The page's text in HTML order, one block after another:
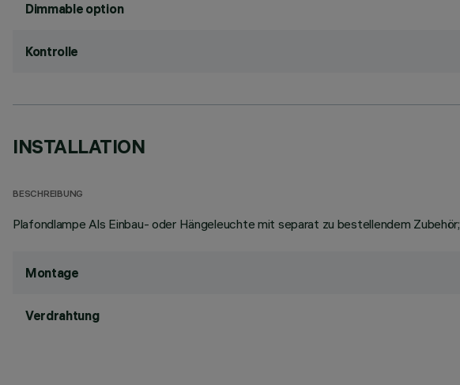
Dimmable option
Kontrolle
INSTALLATION
BESCHREIBUNG
Plafondlampe Als Einbau- oder Hängeleuchte mit separat zu bestellendem Zubehör;
Montage
Verdrahtung